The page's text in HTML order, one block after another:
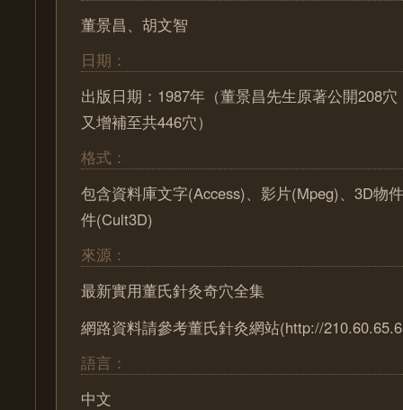
董景昌、胡文智
日期：
出版日期：1987年（董景昌先生原著公開208
又增補至共446穴）
格式：
包含資料庫文字(Access)、影片(Mpeg)、3D物
件(Cult3D)
來源：
最新實用董氏針灸奇穴全集
網路資料請參考董氏針灸網站(http://
語言：
中文